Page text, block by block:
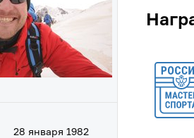
28 января 1982